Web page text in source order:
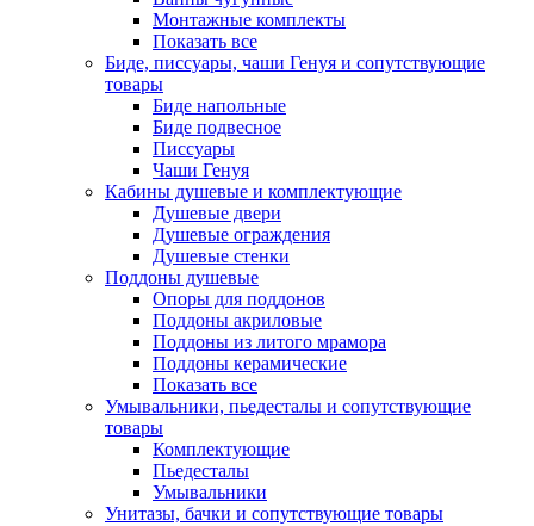
Монтажные комплекты
Показать все
Биде, писсуары, чаши Генуя и сопутствующие
товары
Биде напольные
Биде подвесное
Писсуары
Чаши Генуя
Кабины душевые и комплектующие
Душевые двери
Душевые ограждения
Душевые стенки
Поддоны душевые
Опоры для поддонов
Поддоны акриловые
Поддоны из литого мрамора
Поддоны керамические
Показать все
Умывальники, пьедесталы и сопутствующие
товары
Комплектующие
Пьедесталы
Умывальники
Унитазы, бачки и сопутствующие товары